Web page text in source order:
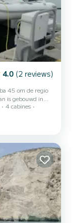
4.0 (2 reviews)
45 om de regio
is gebouwd in
De
van 12
100 pk, zal het
4 toiletten met een douche. Deze boot is uitger...
4 cabines